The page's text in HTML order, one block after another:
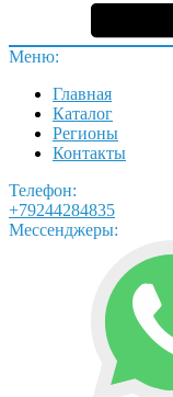
Меню:
Главная
Каталог
Регионы
Контакты
Телефон:
+79244284835
Мессенджеры: